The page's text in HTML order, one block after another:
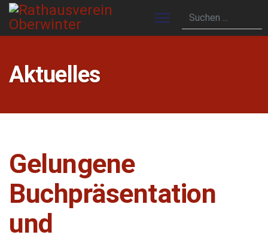
Aktuelles
Gelungene
Buchpräsentation
und